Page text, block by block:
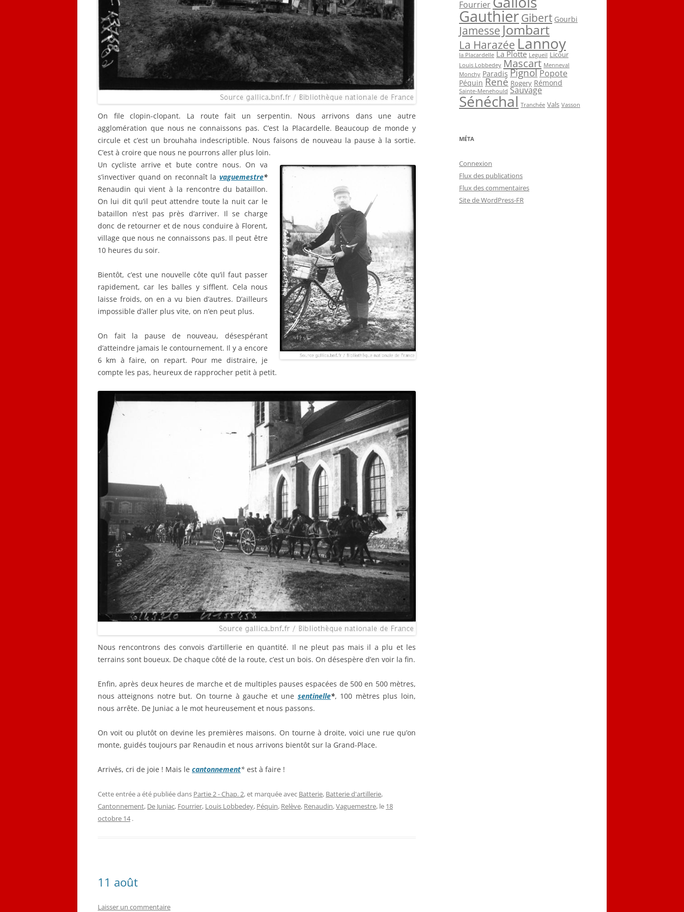
On file clopin-clopant. La route fait un serpentin. Nous arrivons dans une autre
agglomération que nous ne connaissons pas. C’est la Placardelle. Beaucoup de monde y
circule et c’est un brouhaha indescriptible. Nous faisons de nouveau la pause à la sortie.
C’est à croire que nous ne pourrons aller plus loin.
Un cycliste arrive et bute contre nous. On va
s’invectiver quand on reconnaît la vaguemestre*
Renaudin qui vient à la rencontre du bataillon.
On lui dit qu’il peut attendre toute la nuit car le
bataillon n’est pas près d’arriver. Il se charge
donc de retourner et de nous conduire à Florent,
village que nous ne connaissons pas. Il peut être
10 heures du soir.
Bientôt, c’est une nouvelle côte qu’il faut passer
rapidement, car les balles y sifflent. Cela nous
laisse froids, on en a vu bien d’autres. D’ailleurs
impossible d’aller plus vite, on n’en peut plus.
On fait la pause de nouveau, désespérant
d’atteindre jamais le contournement. Il y a encore
6 km à faire, on repart. Pour me distraire, je
compte les pas, heureux de rapprocher petit à petit.
Nous rencontrons des convois d’artillerie en quantité. Il ne pleut pas mais il a plu et les
terrains sont boueux. De chaque côté de la route, c’est un bois. On désespère d’en voir la fin.
Enfin, après deux heures de marche et de multiples pauses espacées de 500 en 500 mètres,
nous atteignons notre but. On tourne à gauche et une sentinelle*, 100 mètres plus loin,
nous arrête. De Juniac a le mot heureusement et nous passons.
On voit ou plutôt on devine les premières maisons. On tourne à droite, voici une rue qu’on
monte, guidés toujours par Renaudin et nous arrivons bientôt sur la Grand-Place.
Arrivés, cri de joie ! Mais le cantonnement* est à faire !
Cette entrée a été publiée dans Partie 2 - Chap. 2, et marquée avec Batterie, Batterie d'artillerie,
Cantonnement, De Juniac, Fourrier, Louis Lobbedey, Péquin, Relève, Renaudin,Vaguemestre, le 18
octobre 14 .
11 août
Laisser un commentaire
Fourrier
GauthierGibert Gourbi
JamesseJombart
La HarazéeLannoy
la Placardelle La Plotte Legueil Licour
Louis Lobbedey Mascart Menneval
Monchy Paradis Pignol Popote
Péquin René Rogery Rémond
Sainte-Menehould Sauvage
Sénéchal Tranchée Vals Vasson
MÉTA
Connexion
Flux des publications
Flux des commentaires
Site de WordPress-FR